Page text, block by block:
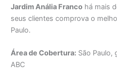
Jardim Anália Franco há mais
seus clientes comprova o
Paulo.
Área de Cobertura: São Paulo,
ABC